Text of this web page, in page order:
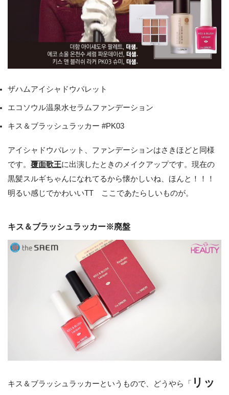
ザハムアイシャドウパレット
エコソウル温泉水セラムファンデーション
キス＆ブラッシュラッカー #PK03
アイシャドウパレット、ファンデーションはさきほどと同様
です。 覆面歌王に出演したときのメイクアップです。現在の
黒髪スルギちゃんになれてるから懐かしいね、ほんと！！！
明るい感じでかわいいTT ここであたらしいものが。
キス＆ブラッシュラッカー※廃盤
キス＆ブラッシュラッカーというもので、どうやら「
リッ